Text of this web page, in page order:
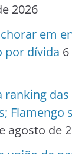
2026
em
por dívida
ranking das
Flamengo
agosto de